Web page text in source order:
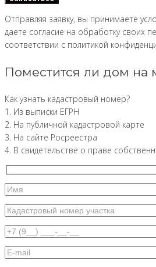
Отправляя заявку, вы принимаете
даете согласие на обработку своих
соответствии с политикой
Поместится ли дом на
Как узнать кадастровый номер?
1. Из выписки ЕГРН
2. На публичной кадастровой карте
3. На сайте Росреестра
4. В свидетельстве о праве